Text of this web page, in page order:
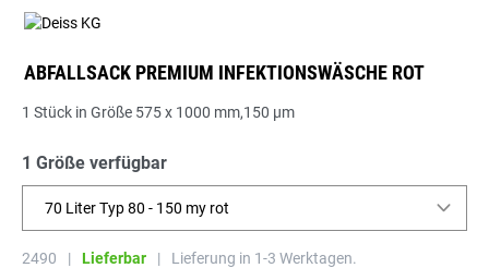
ABFALLSACK PREMIUM INFEKTIONSWÄSCHE ROT
1 Stück in Größe 575 x 1000 mm,150 µm
1 Größe verfügbar
70 Liter Typ 80 - 150 my rot
2490 | Lieferbar | Lieferung in 1-3 Werktagen.